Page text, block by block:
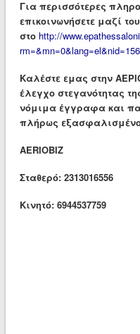
Για περισσότερες
επικοινωνήσετε μαζί
στο http://
rm=&mn=0&lang=el&nid=156
Καλέστε εμας στην
έλεγχο στεγανότητας
νόμιμα έγγραφα και
πλήρως
AERIOBIZ
Σταθερό: 2313016556
Κινητό: 6944537759